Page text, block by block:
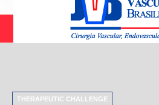
THERAPEUTIC CHALLENGE